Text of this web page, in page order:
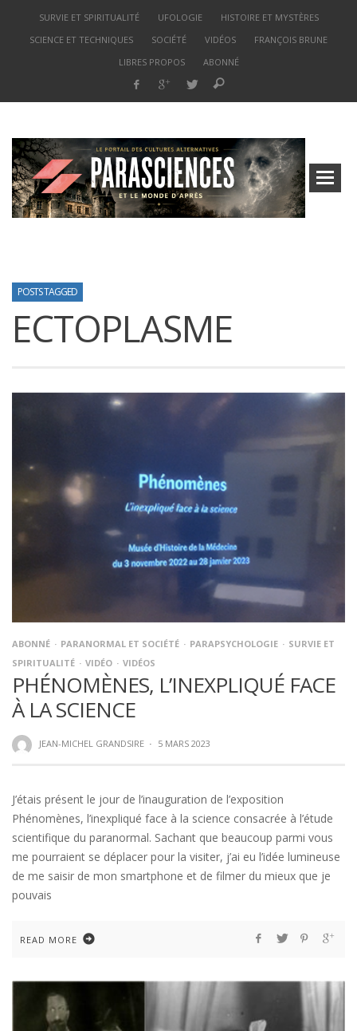
SURVIE ET SPIRITUALITÉ UFOLOGIE
HISTOIRE ET MYSTÈRES
SCIENCE ET TECHNIQUES
SOCIÉTÉ VIDÉOS
FRANÇOIS BRUNE
LIBRES PROPOS
ABONNÉ
POSTS TAGGED
ECTOPLASME
ABONNÉ PARANORMAL ET SOCIÉTÉ PARAPSYCHOLOGIE
SURVIE ET
SPIRITUALITÉ
VIDÉO VIDÉOS
PHÉNOMÈNES, L’INEXPLIQUÉ FACE
À LA SCIENCE
JEAN-MICHEL GRANDSIRE · 5 MARS 2023
J’étais présent le jour de l’inauguration de l’exposition
Phénomènes, l’inexpliqué face à la science consacrée à l’étude
scientifique du paranormal. Sachant que beaucoup parmi vous
me pourraient se déplacer pour la visiter, j’ai eu l’idée lumineuse
de me saisir de mon smartphone et de filmer du mieux que je
pouvais
READ MORE